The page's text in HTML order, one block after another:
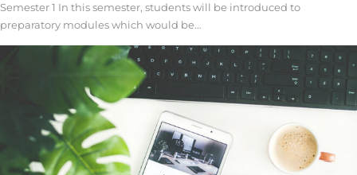
Semester 1 In this semester, students will be introduced to
preparatory modules which would be…